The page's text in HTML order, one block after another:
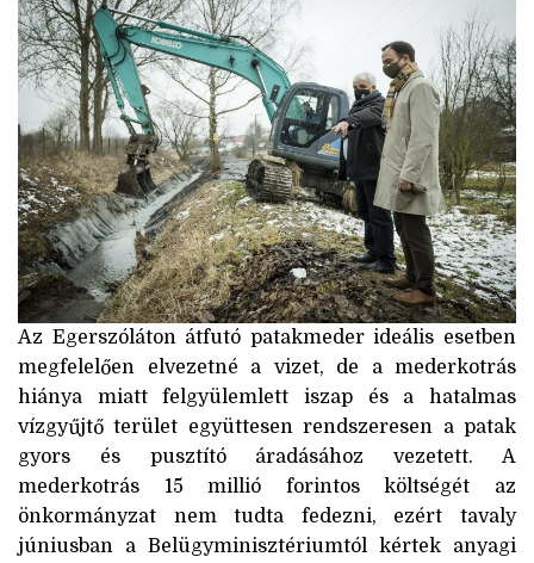
Az Egerszóláton átfutó patakmeder ideális esetben
megfelelően elvezetné a vizet, de a mederkotrás
hiánya miatt felgyülemlett iszap és a hatalmas
vízgyűjtő terület együttesen rendszeresen a patak
gyors és pusztító áradásához vezetett. A
mederkotrás 15 millió forintos költségét az
önkormányzat nem tudta fedezni, ezért tavaly
júniusban a Belügyminisztériumtól kértek anyagi